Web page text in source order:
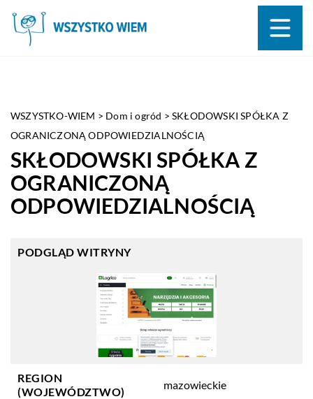
WSZYSTKO-WIEM > Dom i ogród >SKŁODOWSKI SPÓŁKA Z
OGRANICZONĄ ODPOWIEDZIALNOŚCIĄ
SKŁODOWSKI SPÓŁKA Z
OGRANICZONĄ
ODPOWIEDZIALNOŚCIĄ
PODGLĄD WITRYNY
REGION
(WOJEWÓDZTWO)
mazowieckie